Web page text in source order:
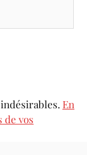
En
de vos